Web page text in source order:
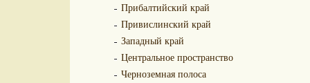
Прибалтийский край
Привислинский край
Западный край
Центральное пространство
Черноземная полоса